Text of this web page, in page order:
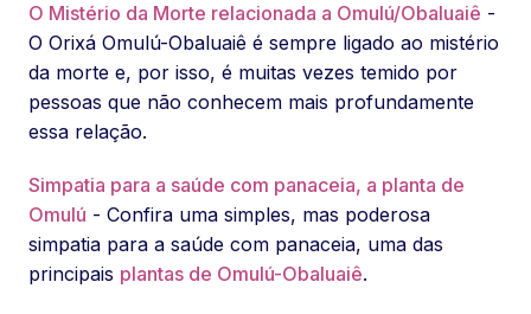
O Mistério da Morte relacionada a Omulú/Obaluaiê -
O Orixá Omulú-Obaluaiê é sempre ligado ao mistério
da morte e, por isso, é muitas vezes temido por
pessoas que não conhecem mais profundamente
essa relação.
Simpatia para a saúde com panaceia, a planta de
Omulú - Confira uma simples, mas poderosa
simpatia para a saúde com panaceia, uma das
principais plantas de Omulú-Obaluaiê.